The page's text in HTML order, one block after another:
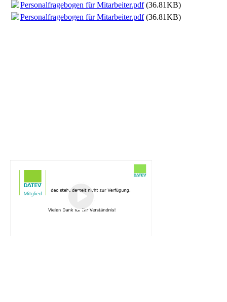
Personalfragebogen für Mitarbeiter.pdf(36.81KB)
Personalfragebogen für Mitarbeiter.pdf(36.81KB)